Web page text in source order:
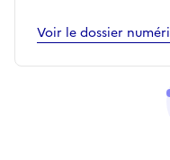
Voir le dossier